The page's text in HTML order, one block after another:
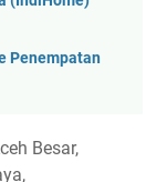
Penempatan
Besar,